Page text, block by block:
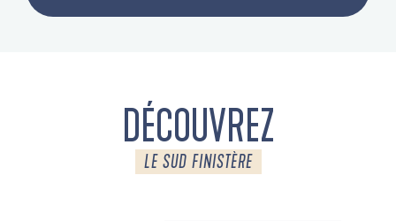
DÉCOUVREZ
LE SUD FINISTÈRE